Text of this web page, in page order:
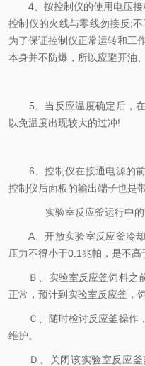
4、按控制仪的使用电压接
控制仪的火线与零线勿接反;
为了保证控制仪正常运转和工
本身并不防爆，所以应避开油
5、当反应温度确定后，在
以免温度出现较大的过冲!
6、控制仪在接通电源的前
控制仪后面板的输出端子也是
实验室反应釜运行中的
A、开放实验室反应釜冷却
压力不得小于0.1兆帕，是不高
Ｂ、实验室反应釜饲料之前
正常，预计到实验室反应釜，
Ｃ、随时检讨反应釜操作，
维护。
Ｄ、关闭该实验室反应釜